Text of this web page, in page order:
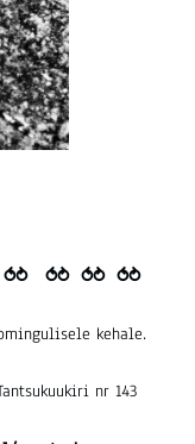
⥀⥁⥀⥁⥀⥁⥀⥁
kehale.
nr 143